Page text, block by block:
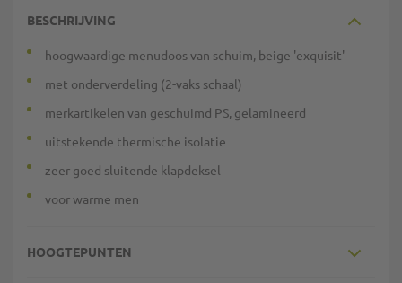
BESCHRIJVING
hoogwaardige menudoos van schuim, beige 'exquisit'
met onderverdeling (2-vaks schaal)
merkartikelen van geschuimd PS, gelamineerd
uitstekende thermische isolatie
zeer goed sluitende klapdeksel
voor warme men
HOOGTEPUNTEN